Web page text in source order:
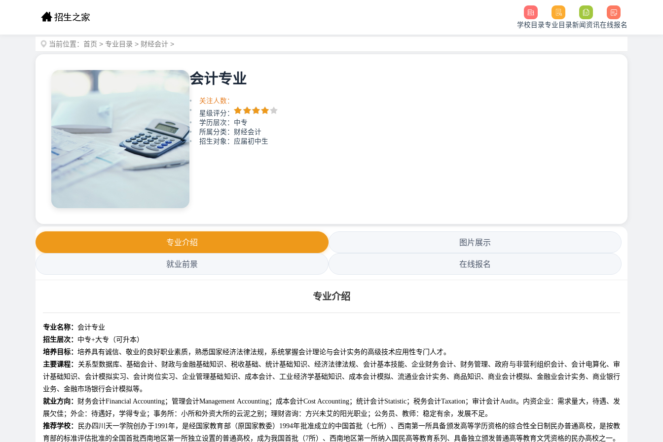
学校目录专业目录新闻资讯在线报名
当前位置： 首页 > 专业目录 > 财经会计 >
会计专业
关注人数：
星级评分：
学历层次：中专
所属分类：财经会计
招生对象：应届初中生
专业介绍 图片展示
就业前景 在线报名
专业介绍
专业名称： 会计专业
招生层次： 中专+大专（可升本）
培养目标： 培养具有诚信、敬业的良好职业素质，熟悉国家经济法律法规，系统掌握会计理论与会计实务的高级技术应用性专门人才。
主要课程：
关系型数据库、基础会计、财政与金融基础知识、税收基础、统计基础知识、经济法律法规、会计基本技能、企业财务会计、财务管理、政府与非营利组织会计、会计电算化、审
计基础知识、会计模拟实习、会计岗位实习、企业管理基础知识、成本会计、工业经济学基础知识、成本会计模拟、流通业会计实务、商品知识、商业会计模拟、金融业会计实务、商业银行
业务、金融市场银行会计模拟等。
就业方向： 财务会计Financial Accounting；管理会计Management Accounting；成本会计Cost Accounting；统计会计Statistic；税务会计Taxation；审计会计Audit。内资企业：需求量大，待遇、发
展欠佳；外企：待遇好，学得专业；事务所：小所和外资大所的云泥之别；理财咨询：方兴未艾的阳光职业；公务员、教师：稳定有余，发展不足。
推荐学校：
民办四川天一学院创办于1991年，是经国家教育部（原国家教委）1994年批准成立的中国首批（七所）、西南第一所具备颁发高等学历资格的综合性全日制民办普通高校，是按教
育部的标准评估批准的全国首批西南地区第一所独立设置的普通高校，成为我国首批（7所）、西南地区第一所纳入国民高等教育系列、具备独立颁发普通高等教育文凭资格的民办高校之一。